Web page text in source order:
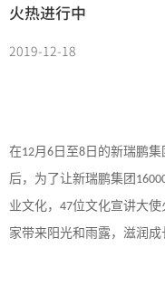
火热进行中
2019-12-18
在12月 6 日至8 日的新瑞鹏
后，为了让新瑞鹏集团
业文化， 47位文化宣讲大
家带来阳光和雨露，滋润成